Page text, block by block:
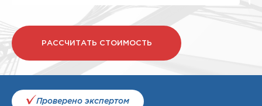
РАССЧИТАТЬ СТОИМОСТЬ
Проверено экспертом